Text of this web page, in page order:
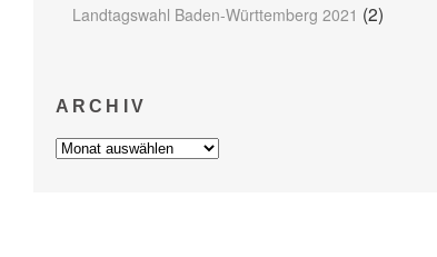
Landtagswahl Baden-Württemberg 2021 (2)
ARCHIV
Archiv